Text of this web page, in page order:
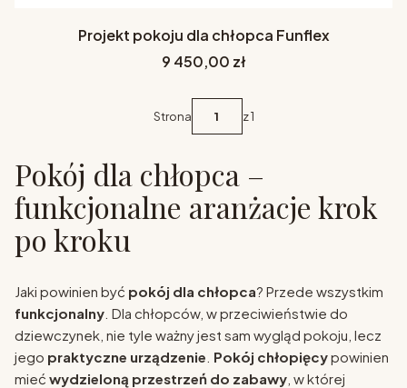
Projekt pokoju dla chłopca Funflex
Cena
9 450,00 zł
Strona z 1
Pokój dla chłopca –
funkcjonalne aranżacje krok
po kroku
Jaki powinien być pokój dla chłopca? Przede wszystkim
funkcjonalny . Dla chłopców, w przeciwieństwie do
dziewczynek, nie tyle ważny jest sam wygląd pokoju, lecz
jego praktyczne urządzenie Pokój chłopięcypowinien
mieć wydzieloną przestrzeń do zabawy , w której